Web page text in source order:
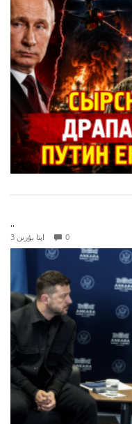
..
3 اپتا بۇرىن 0